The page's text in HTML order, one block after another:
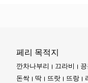
페리 목적지
깐차나부리 끄라비
돈싹
딱 뜨랏 뜨랑